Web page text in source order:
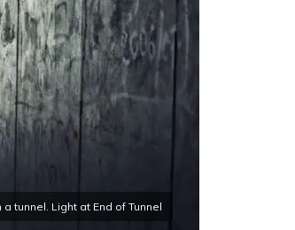
tunnel. Light at End of Tunnel